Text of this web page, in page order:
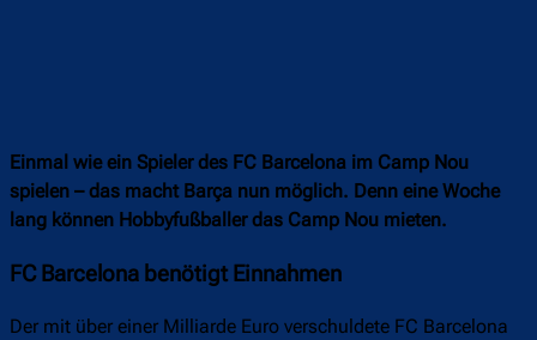
Einmal wie ein Spieler des FC Barcelona im Camp Nou
spielen – das macht Barça nun möglich. Denn eine Woche
lang können Hobbyfußballer das Camp Nou mieten.
FC Barcelona benötigt Einnahmen
Der mit über einer Milliarde Euro verschuldete FC Barcelona